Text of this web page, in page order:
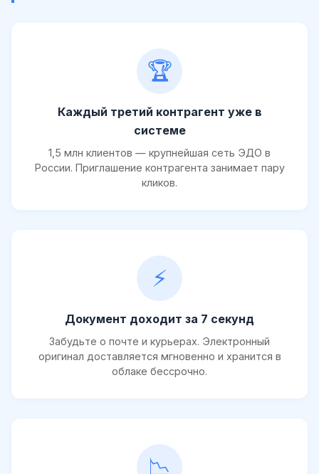
🏆
Каждый третий контрагент уже в
системе
1,5 млн клиентов — крупнейшая сеть ЭДО в
России. Приглашение контрагента занимает пару
кликов.
⚡
Документ доходит за 7 секунд
Забудьте о почте и курьерах. Электронный
оригинал доставляется мгновенно и хранится в
облаке бессрочно.
📉